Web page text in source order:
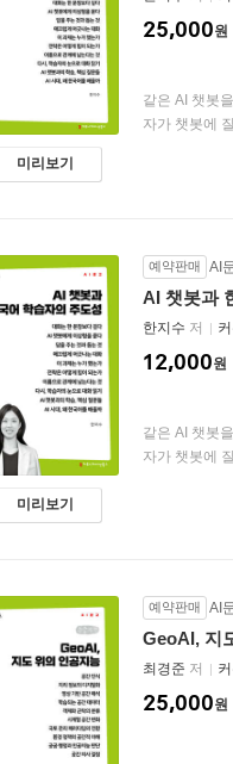
미리보기
25,000원
같은 AI 챗봇
자가 챗봇에
미리보기
예약판매 AI
AI 챗봇과
한지수 저
12,000원
같은 AI 챗봇
자가 챗봇에
예약판매 AI
GeoAI, 지
최경준 저
25,000원